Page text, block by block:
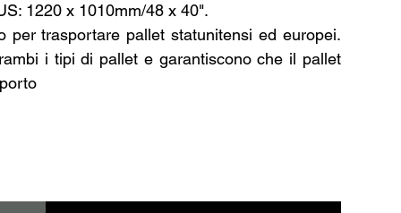
1220 x 1010mm/48 x 40".
per trasportare pallet statunitensi ed europei.
i tipi di pallet e garantiscono che il pallet